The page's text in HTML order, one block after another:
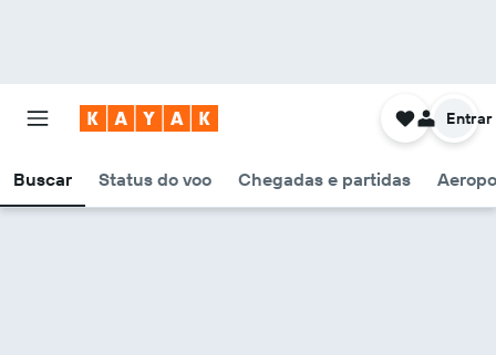
Buscar Status do voo Chegadas e partidas
Entrar